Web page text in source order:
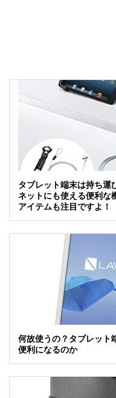
タブレット端末は持ち運
ネットにも使える便利な
アイテムも注目ですよ！
何故使うの？タブレット
便利になるのか